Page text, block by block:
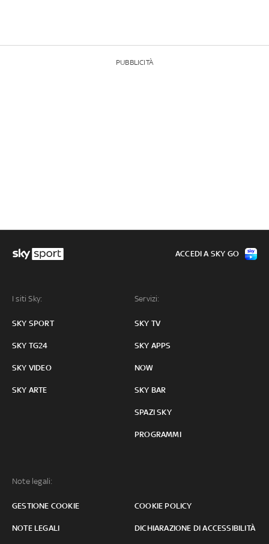
PUBBLICITÀ
I siti Sky:
SKY SPORT
SKY TG24
SKY VIDEO
SKY ARTE
Servizi:
SKY TV
SKY APPS
NOW
SKY BAR
SPAZI SKY
PROGRAMMI
Note legali:
GESTIONE COOKIE COOKIE POLICY
NOTE LEGALI DICHIARAZIONE DI ACCESSIBILITÀ
ACCEDI A SKY GO